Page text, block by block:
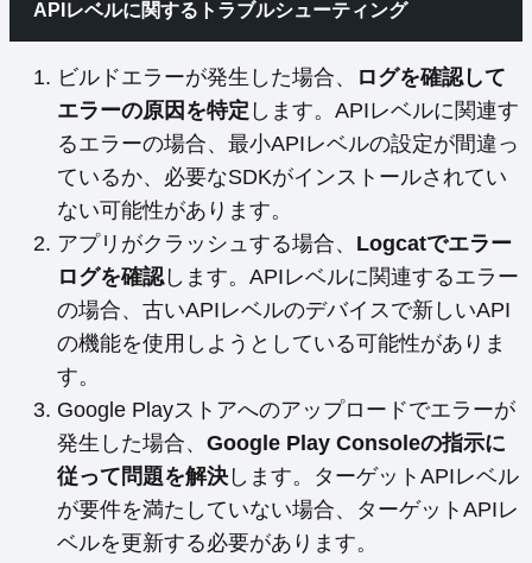
APIレベルに関するトラブルシューティング
ビルドエラーが発生した場合、
ログを確認して
エラーの原因を特定 します。APIレベルに関連す
るエラーの場合、最小APIレベルの設定が間違っ
ているか、必要なSDKがインストールされてい
ない可能性があります。
アプリがクラッシュする場合、 Logcatでエラー
ログを確認します。APIレベルに関連するエラー
の場合、古いAPIレベルのデバイスで新しいAPI
の機能を使用しようとしている可能性がありま
す。
Google Playストアへのアップロードでエラーが
発生した場合、 Google Play Consoleの指示に
従って問題を解決 します。ターゲットAPIレベル
が要件を満たしていない場合、ターゲットAPIレ
ベルを更新する必要があります。